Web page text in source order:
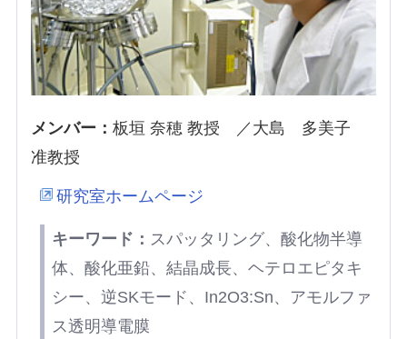
メンバー： 板垣 奈穂 教授 ／大島 多美子
准教授
研究室ホームページ
キーワード： スパッタリング、酸化物半導
体、酸化亜鉛、結晶成長、ヘテロエピタキ
シー、逆SKモード、In2O3:Sn、アモルファ
ス透明導電膜